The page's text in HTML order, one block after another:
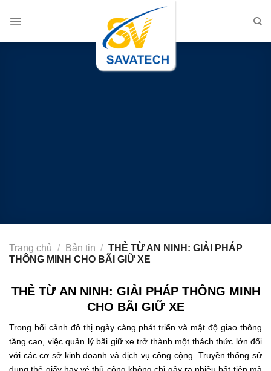
đến
Trang chủ / Bản tin / THẺ TỪ AN NINH: GIẢI PHÁP
THÔNG MINH CHO BÃI GIỮ XE
THẺ TỪ AN NINH: GIẢI PHÁP THÔNG MINH
CHO BÃI GIỮ XE
Trong bối cảnh đô thị ngày càng phát triển và mật độ giao thông
tăng cao, việc quản lý bãi giữ xe trở thành một thách thức lớn đối
với các cơ sở kinh doanh và dịch vụ công cộng. Truyền thống sử